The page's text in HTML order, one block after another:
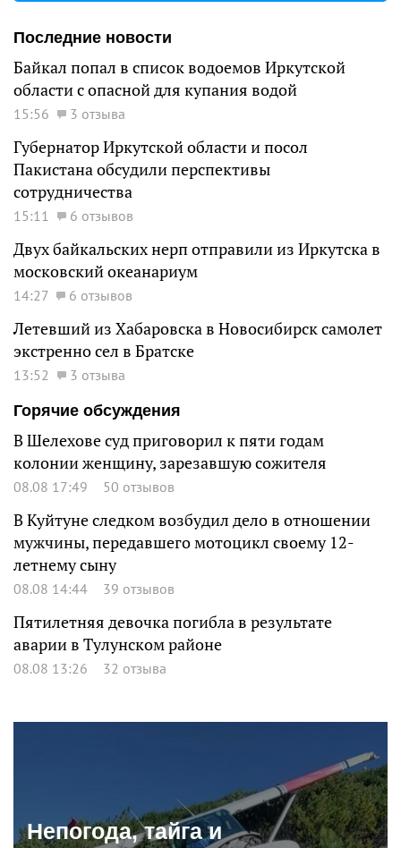
Последние новости
Байкал попал в список водоемов Иркутской
области с опасной для купания водой
15:56 3 отзыва
Губернатор Иркутской области и посол
Пакистана обсудили перспективы
сотрудничества
15:11 6 отзывов
Двух байкальских нерп отправили из Иркутска в
московский океанариум
14:27 6 отзывов
Летевший из Хабаровска в Новосибирск самолет
экстренно сел в Братске
13:52
3 отзыва
Горячие обсуждения
В Шелехове суд приговорил к пяти годам
колонии женщину, зарезавшую сожителя
08.08 17:49 50 отзывов
В Куйтуне следком возбудил дело в отношении
мужчины, передавшего мотоцикл своему 12-
летнему сыну
08.08 14:44 39 отзывов
Пятилетняя девочка погибла в результате
аварии в Тулунском районе
08.08 13:26 32 отзыва
Непогода, тайга и